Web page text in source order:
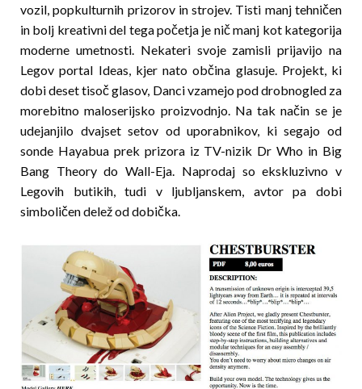
vozil, popkulturnih prizorov in strojev. Tisti manj tehničen
in bolj kreativni del tega početja je nič manj kot kategorija
moderne umetnosti. Nekateri svoje zamisli prijavijo na
Legov portal Ideas, kjer nato občina glasuje. Projekt, ki
dobi deset tisoč glasov, Danci vzamejo pod drobnogled za
morebitno maloserijsko proizvodnjo. Na tak način se je
udejanjilo dvajset setov od uporabnikov, ki segajo od
sonde Hayabua prek prizora iz TV-nizik Dr Who in Big
Bang Theory do Wall-Eja. Naprodaj so ekskluzivno v
Legovih butikih, tudi v ljubljans­kem, avtor pa dobi
simboličen delež od dobička.